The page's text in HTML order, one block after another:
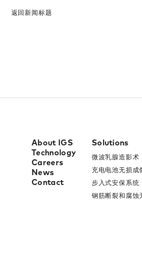
返回新闻标题​
About IGS
Technology
Careers
News
Contact
Solutions
微波乳腺造影术​
充电电池无损成
步入式安保系统​
钢筋断裂和腐蚀